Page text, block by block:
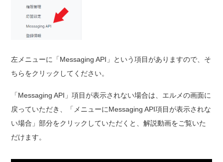
左メニューに「Messaging API」という項目がありますので、そ
ちらをクリックしてください。
「Messaging API」項目が表示されない場合は、エルメの画面に
戻っていただき、「メニューにMessaging API項目が表示されな
い場合」部分をクリックしていただくと、解説動画をご覧いた
だけます。